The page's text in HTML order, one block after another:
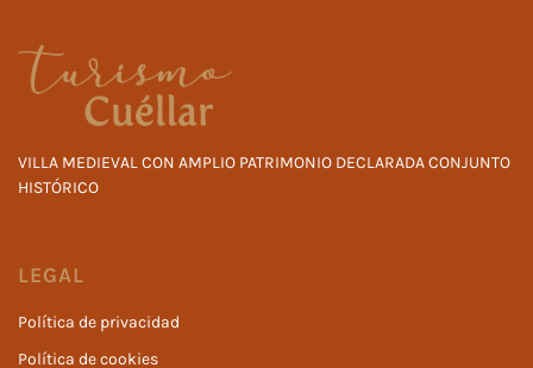
VILLA MEDIEVAL CON AMPLIO PATRIMONIO DECLARADA CONJUNTO
HISTÓRICO
LEGAL
Política de privacidad
Política de cookies